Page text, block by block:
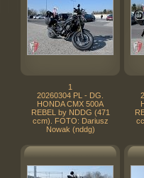
1
20260304 PL - DG.
HONDA CMX 500A
REBEL by NDDG (471
ccm). FOTO: Dariusz
Nowak (nddg)